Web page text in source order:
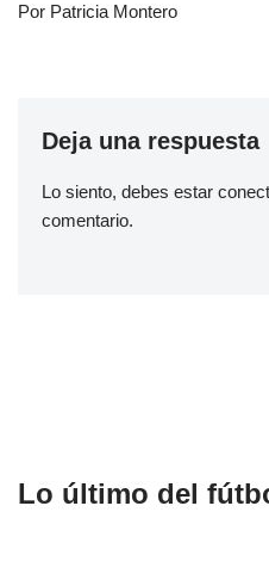
Por Patricia Montero
Deja una respuesta
Lo siento, debes estar
comentario.
Lo último del